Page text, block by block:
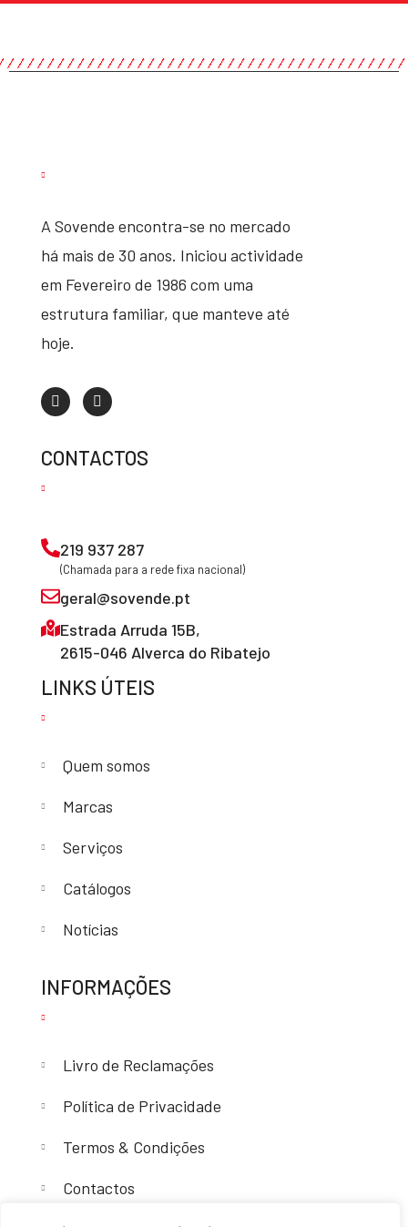
A Sovende encontra-se no mercado
há mais de 30 anos. Iniciou actividade
em Fevereiro de 1986 com uma
estrutura familiar, que manteve até
hoje.
CONTACTOS
219 937 287
(Chamada para a rede fixa nacional)
geral@sovende.pt
Estrada Arruda 15B,
2615-046 Alverca do Ribatejo
LINKS ÚTEIS
Quem somos
Marcas
Serviços
Catálogos
Notícias
INFORMAÇÕES
Livro de Reclamações
Política de Privacidade
Termos & Condições
Contactos